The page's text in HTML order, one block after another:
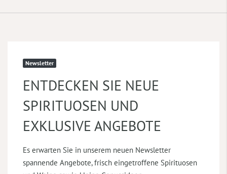
Newsletter
ENTDECKEN SIE NEUE
SPIRITUOSEN UND
EXKLUSIVE ANGEBOTE
Es erwarten Sie in unserem neuen Newsletter
spannende Angebote, frisch eingetroffene Spirituosen